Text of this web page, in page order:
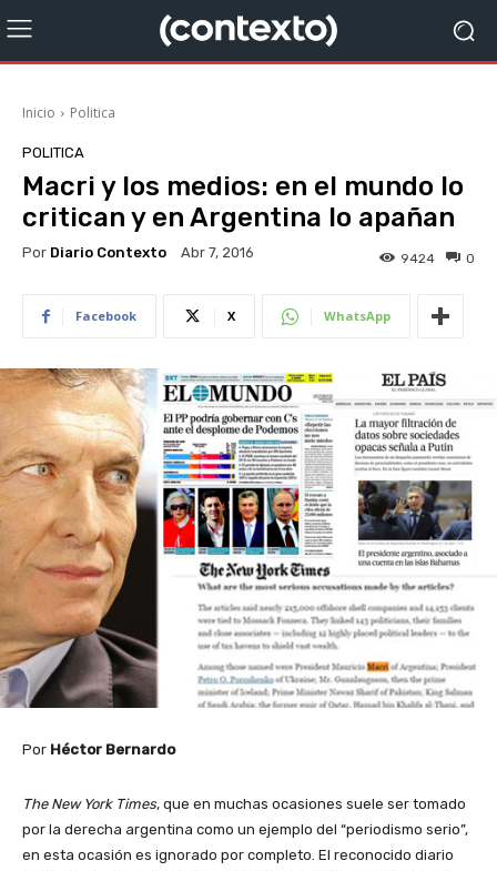
Inicio Politica
POLITICA
Macri y los medios: en el mundo lo
critican y en Argentina lo apañan
Por Diario Contexto Abr 7, 2016 0
9424
Facebook X WhatsApp
Por Héctor Bernardo
The New York Times, que en muchas ocasiones suele ser tomado
por la derecha argentina como un ejemplo del “periodismo serio”,
en esta ocasión es ignorado por completo. El reconocido diario